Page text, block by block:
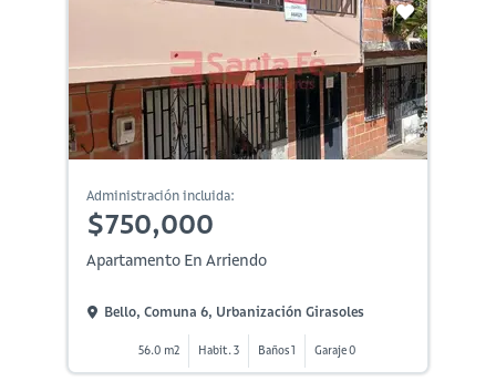
Administración incluida:
$750,000
Apartamento En Arriendo
Bello, Comuna 6, Urbanización Girasoles
56.0 m2 Habit. 3 Baños 1 Garaje 0